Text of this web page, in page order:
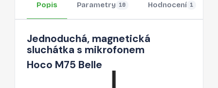
Popis Parametry 10 Hodnocení 1
Jednoduchá, magnetická
sluchátka s mikrofonem
Hoco M75 Belle